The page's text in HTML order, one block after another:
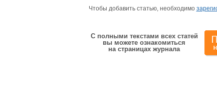
Чтобы добавить статью, необходимо
С полными текстами всех статей
вы можете ознакомиться
на страницах журнала